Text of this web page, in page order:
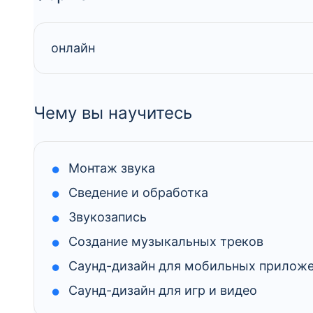
онлайн
Чему вы научитесь
Монтаж звука
Сведение и обработка
Звукозапись
Создание музыкальных треков
Саунд-дизайн для мобильных
Саунд-дизайн для игр и видео